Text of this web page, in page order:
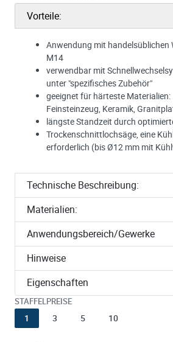
Vorteile:
Anwendung mit handelsüblichen
M14
verwendbar mit
unter "spezifisches Zubehör"
geeignet für härteste Materialien:
Feinsteinzeug, Keramik,
längste Standzeit durch
Trockenschnittlochsäge, eine
erforderlich (bis Ø12 mm mit
Technische Beschreibung:
Materialien:
Anwendungsbereich/Gewerke
Hinweise
Eigenschaften
STAFFELPREISE
1 3 5 10